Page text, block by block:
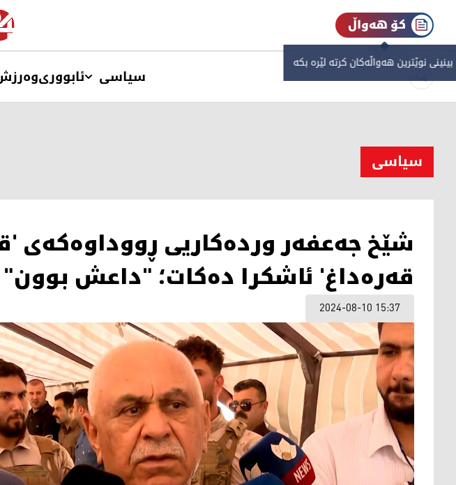
کۆ هەواڵ
نوێترین هەواڵەکان کرتە لێرە بکە
سیاسی ئابووری
سیاسی
شێخ جەعفەر وردەکاریی ڕووداوەکەی
قەرەداغ' ئاشکرا دەکات؛ "داعش بوون"
2024-08-10 15:37